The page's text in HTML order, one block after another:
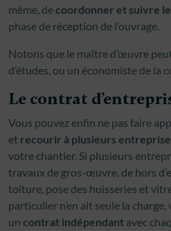
même, decoordonner et suivre
phase de réception de l’ouvrage.
Notons que le maître d’œuvre
d’études, ou un économiste de la
Le contrat
Vous pouvez enfin ne pas faire
et recourir à plusieurs
votre chantier. Si plusieurs
travaux de gros-œuvre, de hors
toiture, pose des huisseries et
particulier n’en ait seule la charge,
un contrat indépendant avec